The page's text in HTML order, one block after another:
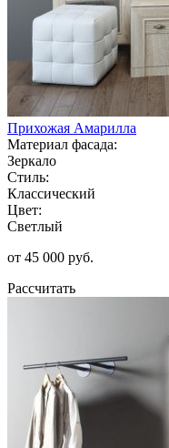
Прихожая Амарилла
Материал фасада:
Зеркало
Стиль:
Классический
Цвет:
Светлый
от 45 000 руб.
Рассчитать